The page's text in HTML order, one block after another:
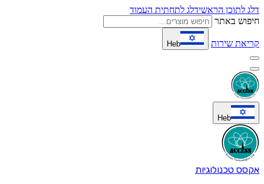
דלג לתוכן הראשידלג לתחתית העמוד
חיפוש באתר
קריאת שירות Heb
Heb
אקסס טכנולוגיות